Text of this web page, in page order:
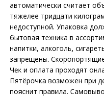
автоматически считает
тяжелее тридцати
недоступной. Упаковка
бытовая техника в
напитки, алкоголь,
запрещены.
Чек и оплата проходят
Пятёрочка возможен при
пояснит правила.